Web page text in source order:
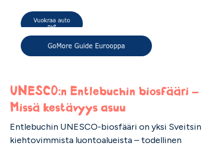
UNESCO:n Entlebuchin biosfääri –
Missä kestävyys asuu
Entlebuchin UNESCO-biosfääri on yksi Sveitsin
kiehtovimmista luontoalueista – todellinen